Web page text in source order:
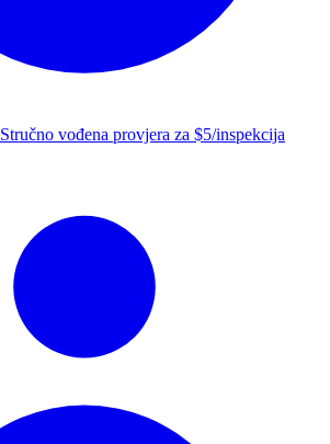
Stručno vođena provjera za $5/inspekcija